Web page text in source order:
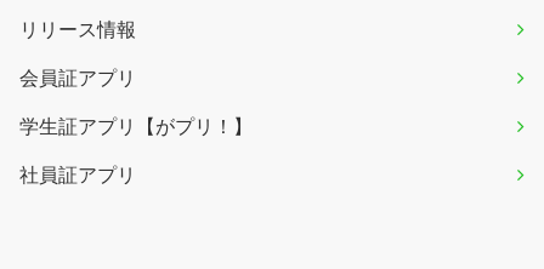
リリース情報
会員証アプリ
学生証アプリ【がプリ！】
社員証アプリ